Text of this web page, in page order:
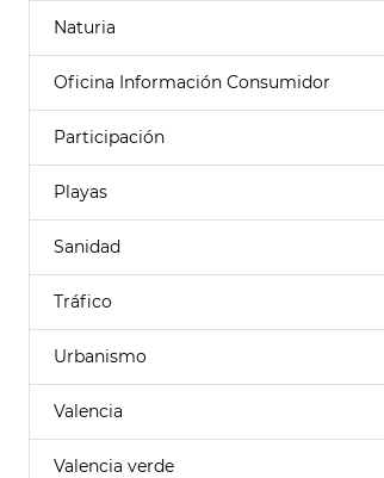
Naturia
Oficina Información Consumidor
Participación
Playas
Sanidad
Tráfico
Urbanismo
Valencia
Valencia verde